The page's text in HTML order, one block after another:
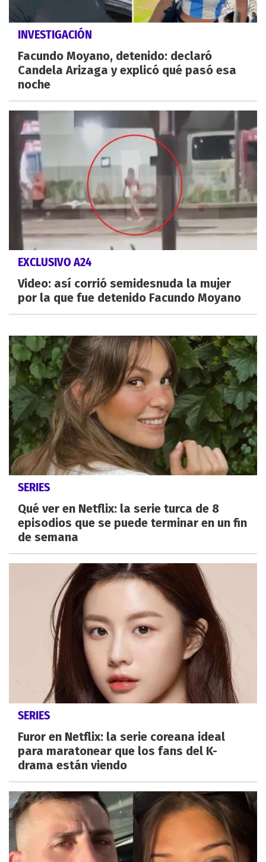
INVESTIGACIÓN
Facundo Moyano, detenido: declaró
Candela Arizaga y explicó qué pasó esa
noche
EXCLUSIVO A24
Video: así corrió semidesnuda la mujer
por la que fue detenido Facundo Moyano
SERIES
Qué ver en Netflix: la serie turca de 8
episodios que se puede terminar en un fin
de semana
SERIES
Furor en Netflix: la serie coreana ideal
para maratonear que los fans del K-
drama están viendo